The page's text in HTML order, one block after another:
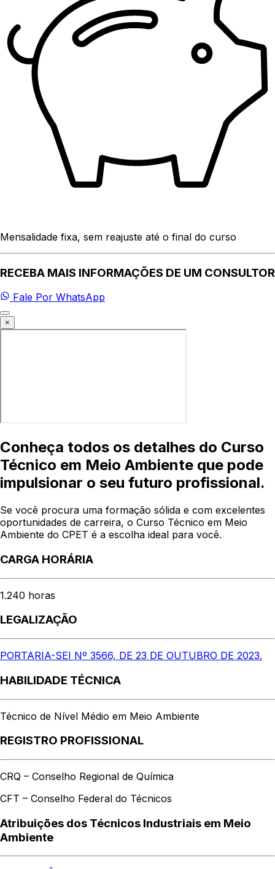
Mensalidade fixa, sem reajuste até o final do curso
RECEBA MAIS INFORMAÇÕES DE UM CONSULTOR
Fale Por WhatsApp
×
Conheça todos os detalhes do Curso
Técnico em Meio Ambiente que pode
impulsionar o seu futuro profissional.
Se você procura uma formação sólida e com excelentes
oportunidades de carreira, o Curso Técnico em Meio
Ambiente do CPET é a escolha ideal para você.
CARGA HORÁRIA
1.240 horas
LEGALIZAÇÃO
PORTARIA-SEI Nº 3566, DE 23 DE OUTUBRO DE 2023.
HABILIDADE TÉCNICA
Técnico de Nível Médio em Meio Ambiente
REGISTRO PROFISSIONAL
CRQ – Conselho Regional de Química
CFT – Conselho Federal do Técnicos
Atribuições dos Técnicos Industriais em Meio
Ambiente